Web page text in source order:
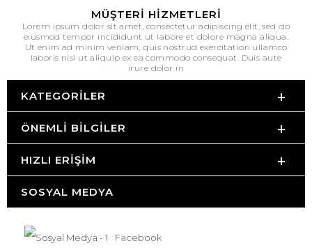
MÜŞTERI HIZMETLERI
Lorem ipsum dolor sit amet, consectetur adipiscing elit, sed do
eiusmod tempor incididunt ut labore et dolore magna aliqua.
Ut enim ad minim veniam, quis nostrud exercitation ullamco
laboris nisi ut aliquip ex ea commodo consequat. Duis aute
irure dolor in
KATEGORILER
ÖNEMLI BILGILER
HIZLI ERIŞIM
SOSYAL MEDYA
Facebook